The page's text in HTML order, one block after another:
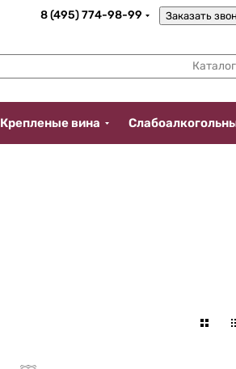
8 (495) 774-98-99 Заказать
Каталог
Крепленые вина